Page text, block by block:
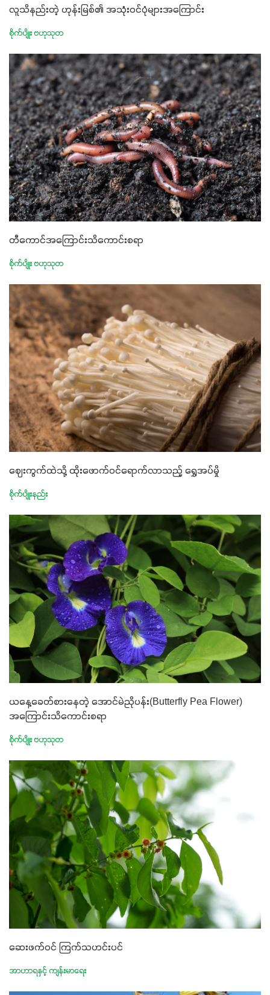
လူသိနည်းတဲ့ ဟုန်းမြစ်၏ အသုံးဝင်ပုံများအကြောင်း
စိုက်ပျိုး ဗဟုသုတ
တီကောင်အကြောင်းသိကောင်းစရာ
စိုက်ပျိုး ဗဟုသုတ
ဈေးကွက်ထဲသို့ ထိုးဖောက်ဝင်ရောက်လာသည့် ရွှေအပ်မှို
စိုက်ပျိုးနည်း
ယနေ့ခေတ်စားနေတဲ့ အောင်မဲညိုပန်း(Butterfly Pea Flower)
အကြောင်းသိကောင်းစရာ
စိုက်ပျိုး ဗဟုသုတ
ဆေးဖက်ဝင် ကြက်သဟင်းပင်
အာဟာရနှင့် ကျန်းမာရေး